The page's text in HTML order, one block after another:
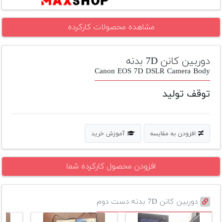
پلاس
افزودن
محصول
دست
دوم
لیست
قیمت
دوربین
بله
مشاهده محصولات کارکرده
دوربین کانن 7D بدنه
Canon EOS 7D DSLR Camera Body
توقف تولید
افزودن به مقایسه آموزش خرید
افزودن محصول کارکرده شما
دوربین کانن 7D بدنه دست دوم